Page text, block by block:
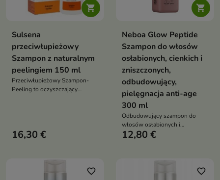

Sulsena
przeciwłupieżowy
Szampon z naturalnym
peelingiem 150 ml
Przeciwłupieżowy Szampon-
Peeling to oczyszczający
odświeżyć skórę głowy
16,30 €

Neboa Glow Peptide
Szampon do włosów
osłabionych, cienkich i
zniszczonych,
odbudowujący,
pielęgnacja anti-age
300 ml
Odbudowujący szampon do
włosów osłabionych i
zniszczonych, który pomaga
12,80 €
favorite_border favorite_border